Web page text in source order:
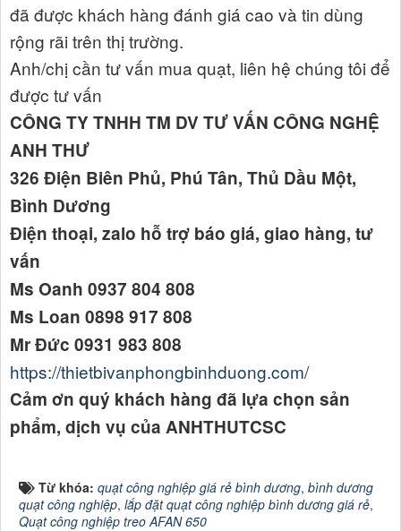
đã được khách hàng đánh giá cao và tin dùng
rộng rãi trên thị trường.
Anh/chị cần tư vấn mua quạt, liên hệ chúng tôi để
được tư vấn
CÔNG TY TNHH TM DV TƯ VẤN CÔNG NGHỆ
ANH THƯ
326 Điện Biên Phủ, Phú Tân, Thủ Dầu Một,
Bình Dương
Điện thoại, zalo hỗ trợ báo giá, giao hàng, tư
vấn
Ms Oanh 0937 804 808
Ms Loan 0898 917 808
Mr Đức 0931 983 808
https://thietbivanphongbinhduong.com/
Cảm ơn quý khách hàng đã lựa chọn sản
phẩm, dịch vụ của ANHTHUTCSC
Từ khóa: quạt công nghiệp giá rẻ bình dương, bình dương
quạt công nghiệp, lắp đặt quạt công nghiệp bình dương giá rẻ,
Quạt công nghiệp treo AFAN 650